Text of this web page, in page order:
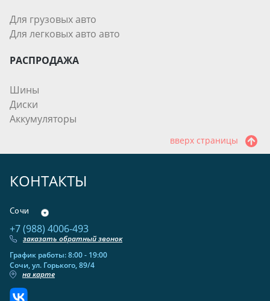
Для грузовых авто
Для легковых авто авто
РАСПРОДАЖА
Шины
Диски
Аккумуляторы
вверх страницы
КОНТАКТЫ
Сочи
+7 (988) 4006-493
заказать обратный звонок
График работы: 8:00 - 19:00
Сочи, ул. Горького, 89/4
на карте